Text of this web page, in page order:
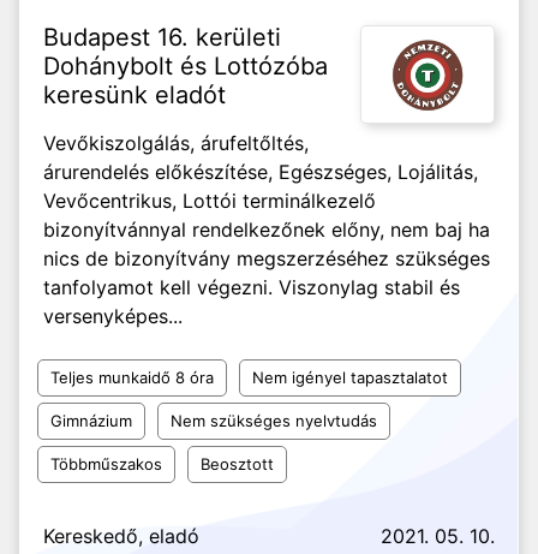
Budapest 16. kerületi
Dohánybolt és Lottózóba
keresünk eladót
Vevőkiszolgálás, árufeltőltés,
árurendelés előkészítése, Egészséges, Lojálitás,
Vevőcentrikus, Lottói terminálkezelő
bizonyítvánnyal rendelkezőnek előny, nem baj ha
nics de bizonyítvány megszerzéséhez szükséges
tanfolyamot kell végezni. Viszonylag stabil és
versenyképes...
Teljes munkaidő 8 óra Nem igényel tapasztalatot
Gimnázium Nem szükséges nyelvtudás
Többműszakos Beosztott
Kereskedő, eladó 2021. 05. 10.